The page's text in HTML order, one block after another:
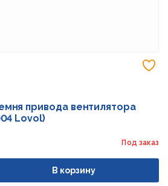
привода вентилятора
Lovol)
Под заказ
В корзину